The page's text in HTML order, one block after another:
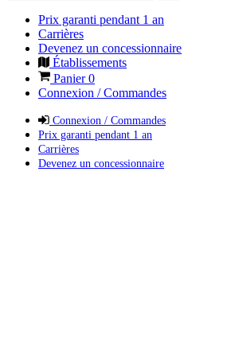
Prix garanti pendant 1 an
Carrières
Devenez un concessionnaire
Établissements
Panier0
Connexion / Commandes
Connexion / Commandes
Prix garanti pendant 1 an
Carrières
Devenez un concessionnaire